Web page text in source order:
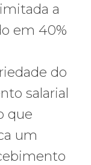
a
em 40%
do
salarial
que
um